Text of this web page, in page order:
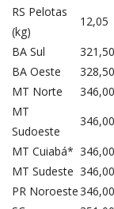
RS Pelotas
(kg)
12,05
BA Sul
321,50
BA Oeste
328,50
MT Norte
346,00
MT
Sudoeste
346,00
MT Cuiabá* 346,00
MT Sudeste 346,00
PR Noroeste346,00